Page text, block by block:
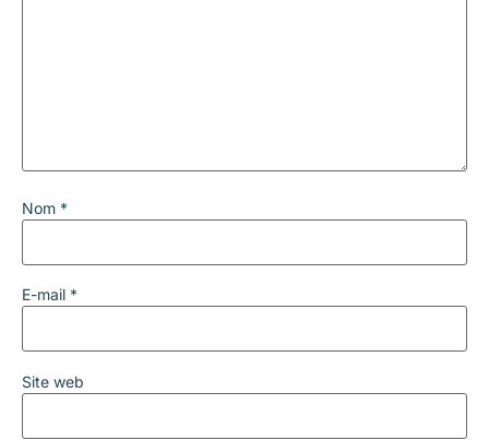
Nom *
E-mail *
Site web